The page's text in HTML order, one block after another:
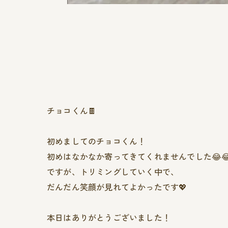
チョコくん🍫
初めましてのチョコくん！
初めはなかなか寄ってきてくれませんでした
ですが、トリミングしていく中で、
だんだん笑顔が見れてよかったです💖
本日はありがとうございました！